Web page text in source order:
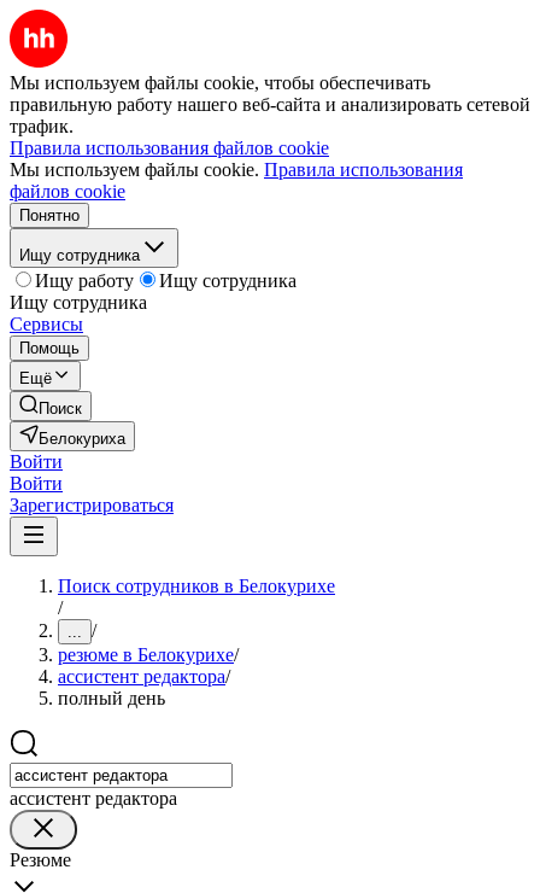
Мы используем файлы cookie, чтобы обеспечивать
правильную работу нашего веб-сайта и анализировать сетевой
трафик.
Правила использования файлов cookie
Мы используем файлы cookie. Правила использования
файлов cookie
Понятно
Ищу сотрудника
Ищу работу
Ищу сотрудника
Ищу сотрудника
Сервисы
Помощь
Ещё
Поиск
Белокуриха
Войти
Войти
Зарегистрироваться
Поиск сотрудников в Белокурихе
/
... /
резюме в Белокурихе/
ассистент редактора/
полный день
ассистент редактора
Резюме